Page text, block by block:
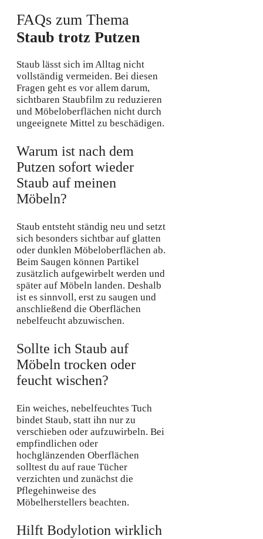
FAQs zum Thema
Staub trotz Putzen
Staub lässt sich im Alltag nicht
vollständig vermeiden. Bei diesen
Fragen geht es vor allem darum,
sichtbaren Staubfilm zu reduzieren
und Möbeloberflächen nicht durch
ungeeignete Mittel zu beschädigen.
Warum ist nach dem
Putzen sofort wieder
Staub auf meinen
Möbeln?
Staub entsteht ständig neu und setzt
sich besonders sichtbar auf glatten
oder dunklen Möbeloberflächen ab.
Beim Saugen können Partikel
zusätzlich aufgewirbelt werden und
später auf Möbeln landen. Deshalb
ist es sinnvoll, erst zu saugen und
anschließend die Oberflächen
nebelfeucht abzuwischen.
Sollte ich Staub auf
Möbeln trocken oder
feucht wischen?
Ein weiches, nebelfeuchtes Tuch
bindet Staub, statt ihn nur zu
verschieben oder aufzuwirbeln. Bei
empfindlichen oder
hochglänzenden Oberflächen
solltest du auf raue Tücher
verzichten und zunächst die
Pflegehinweise des
Möbelherstellers beachten.
Hilft Bodylotion wirklich